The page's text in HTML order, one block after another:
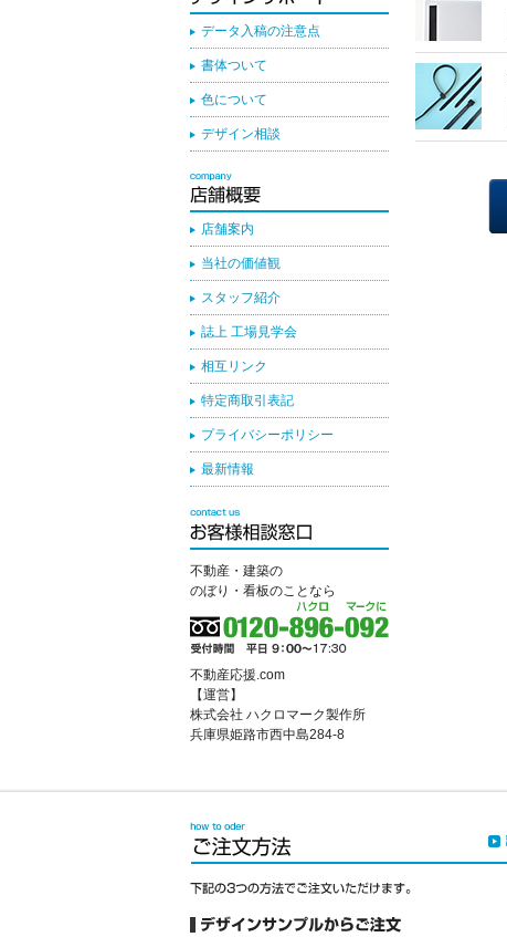
データ入稿の注意点
書体ついて
色について
デザイン相談
店舗案内
当社の価値観
スタッフ紹介
誌上 工場見学会
相互リンク
特定商取引表記
プライバシーポリシー
最新情報
不動産・建築の
のぼり・看板のことなら
不動産応援.com
【運営】
株式会社 ハクロマーク製作所
兵庫県姫路市西中島284-8